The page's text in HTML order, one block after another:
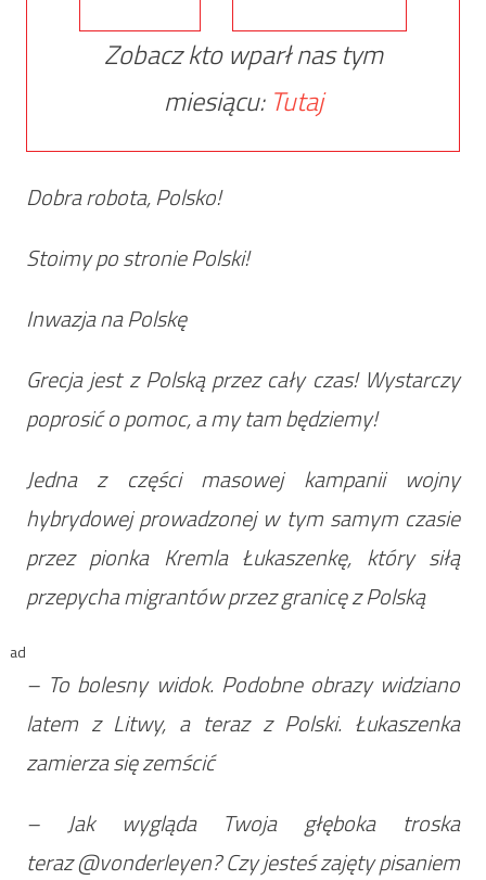
Zobacz kto wparł nas tym
miesiącu: Tutaj
Dobra robota, Polsko!
Stoimy po stronie Polski!
Inwazja na Polskę
Grecja jest z Polską przez cały czas! Wystarczy
poprosić o pomoc, a my tam będziemy!
Jedna z części masowej kampanii wojny
hybrydowej prowadzonej w tym samym czasie
przez pionka Kremla Łukaszenkę, który siłą
przepycha migrantów przez granicę z Polską
ad
– To bolesny widok. Podobne obrazy widziano
latem z Litwy, a teraz z Polski. Łukaszenka
zamierza się zemścić
– Jak wygląda Twoja głęboka troska
teraz @vonderleyen? Czy jesteś zajęty pisaniem